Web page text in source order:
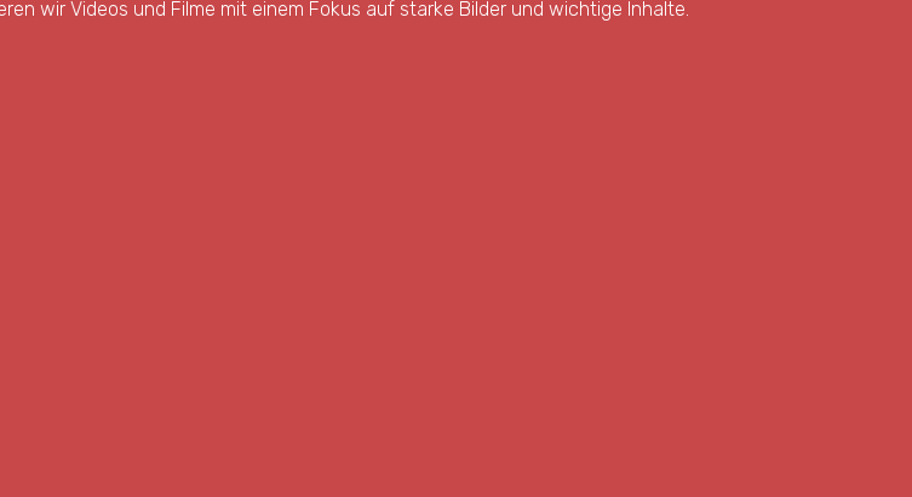
wir Videos und Filme mit einem Fokus auf starke Bilder und wichtige Inhalte.